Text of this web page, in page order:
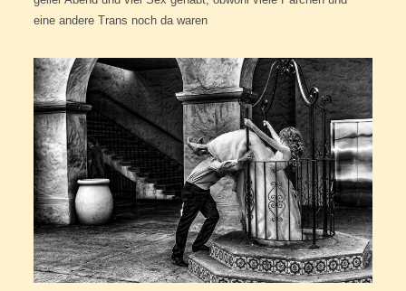
eine andere Trans noch da waren